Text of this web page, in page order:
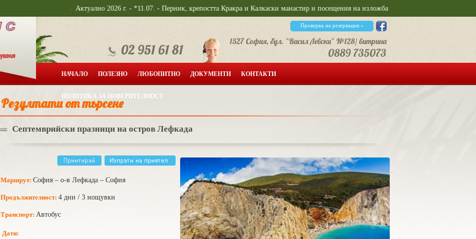
Актуално 2026 г. - *11.07. - Перник, крепостта Кракра и Калкаски манастир и посещения на изложба на Салвадор Дали- еднодневна,
Проверка на резервация »
НАЧАЛО ПОЛЕЗНО ЛЮБОПИТНО ДОКУМЕНТИ КОНТАКТИ
ПОЛИТИКА ЗА ПОВЕРИТЕЛНОСТ
Резултати от търсене
Септемврийски празници на остров Лефкада
Маршрут: София – о-в Лефкада – София
Продължителност: 4 дни / 3 нощувки
Транспорт: Автобус
Дати: